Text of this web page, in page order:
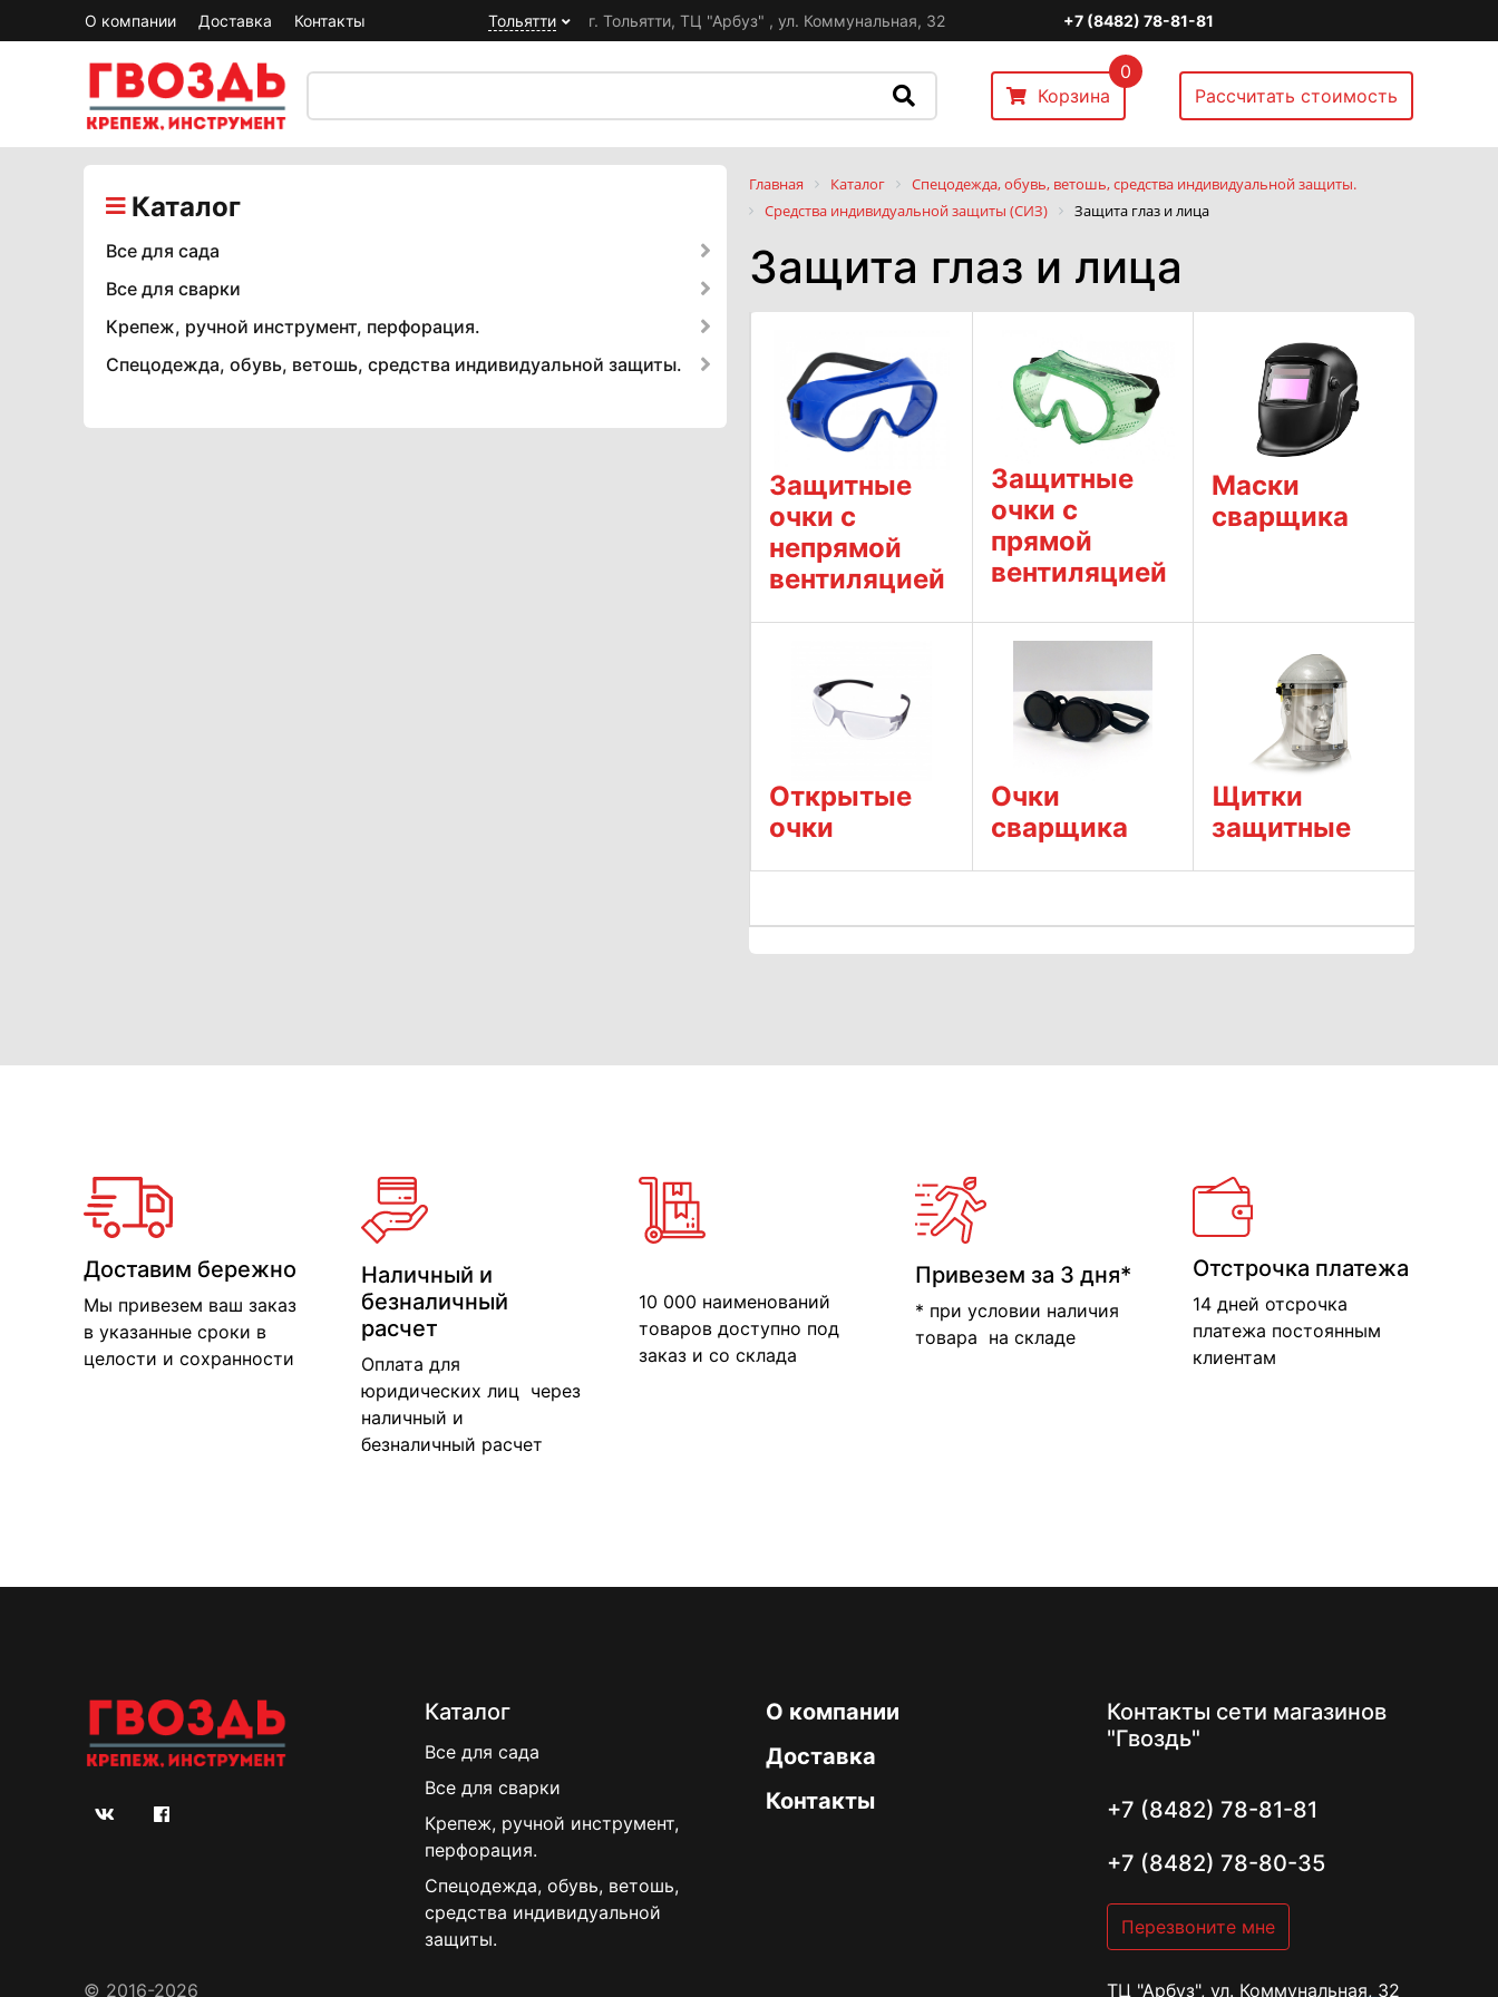
О компании Доставка Контакты Тольятти г. Тольятти, ТЦ "Арбуз" , ул. Коммунальная, 32 +7 (8482) 78-81-81
Корзина
0
Рассчитать стоимость
Главная Каталог
Спецодежда, обувь, ветошь, средства индивидуальной защиты.
Средства индивидуальной защиты (СИЗ)
Защита глаз и лица
Защита глаз и лица
Защитные
очки с
непрямой
вентиляцией
Защитные
очки с
прямой
вентиляцией
Маски
сварщика
Открытые
очки
Очки
сварщика
Щитки
защитные
Каталог
Все для сада
Все для сварки
Крепеж, ручной инструмент, перфорация.
Спецодежда, обувь, ветошь, средства индивидуальной защиты.
Доставим бережно
Мы привезем ваш заказ
в указанные сроки в
целости и сохранности
Наличный и
безналичный
расчет
Оплата для
юридических лиц через
наличный и
безналичный расчет
10 000 наименований
товаров доступно под
заказ и со склада
Привезем за 3 дня*
* при условии наличия
товара на складе
Отстрочка платежа
14 дней отсрочка
платежа постоянным
клиентам
© 2016-2026
Каталог
Все для сада
Все для сварки
Крепеж, ручной инструмент,
перфорация.
Спецодежда, обувь, ветошь,
средства индивидуальной
защиты.
О компании
Доставка
Контакты
Контакты сети магазинов
"Гвоздь"
+7 (8482) 78-81-81
+7 (8482) 78-80-35
Перезвоните мне
ТЦ "Арбуз", ул. Коммунальная, 32